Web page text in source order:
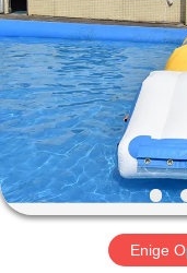
VIDEO'S
ONGEVEER
ONS
Enige